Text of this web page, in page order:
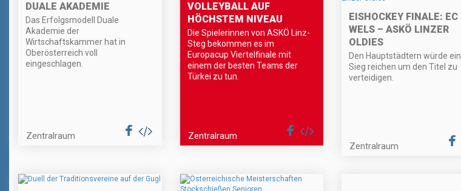
DUALE AKADEMIE
Das Erfolgsmodell Duale
Akademie der
Wirtschaftskammer hat in
Oberösterreich voll
eingeschlagen.
Zentralraum
VOLLEYBALL AUF
HÖCHSTEM NIVEAU
Die Spielerinnen von ASKÖ Linz-
Steg bekommen es im
Europacup Viertelfinale mit
einem der besten Teams der
Türkei zu tun.
Zentralraum
EISHOCKEY FINALE: EC
WELS – ASKÖ LINZER
OLDIES
Den Hauptstädtern würde ein
Sieg reichen um den Titel zu
verteidigen.
Zentralraum